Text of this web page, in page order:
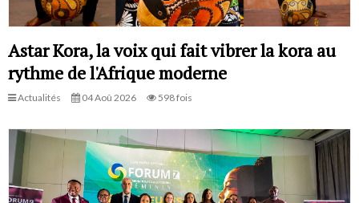
Astar Kora, la voix qui fait vibrer la kora au
rythme de l'Afrique moderne
Actualités 04 Aoû 2026 598 fois